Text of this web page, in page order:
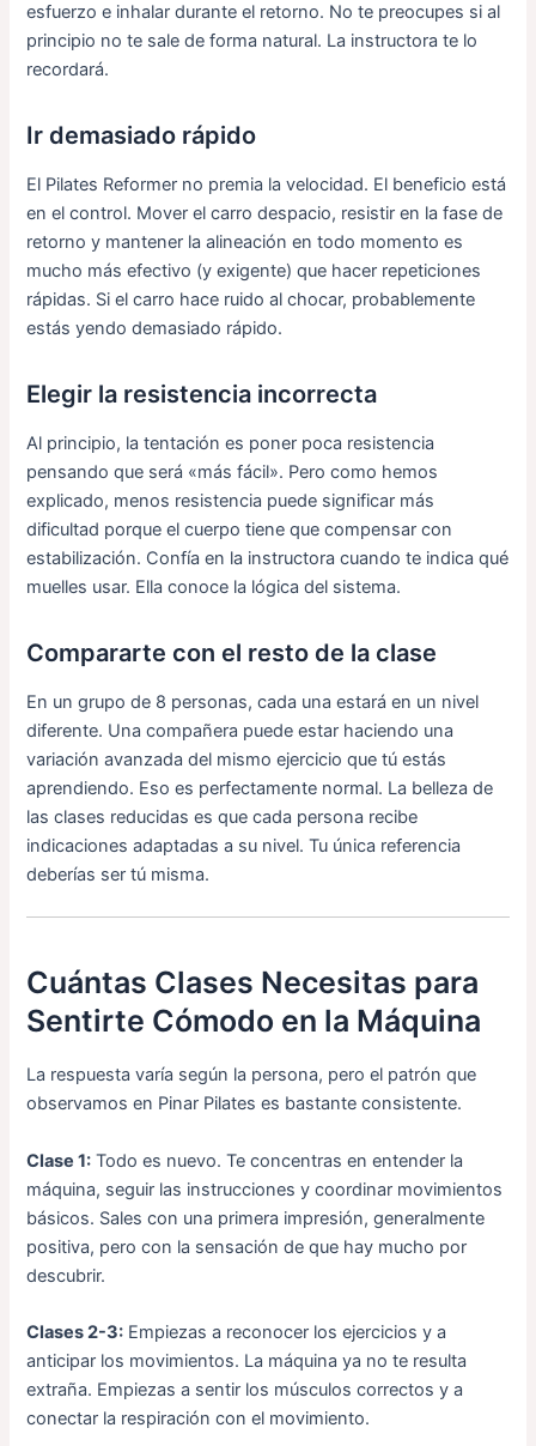
esfuerzo e inhalar durante el retorno. No te preocupes si al
principio no te sale de forma natural. La instructora te lo
recordará.
Ir demasiado rápido
El Pilates Reformer no premia la velocidad. El beneficio está
en el control. Mover el carro despacio, resistir en la fase de
retorno y mantener la alineación en todo momento es
mucho más efectivo (y exigente) que hacer repeticiones
rápidas. Si el carro hace ruido al chocar, probablemente
estás yendo demasiado rápido.
Elegir la resistencia incorrecta
Al principio, la tentación es poner poca resistencia
pensando que será «más fácil». Pero como hemos
explicado, menos resistencia puede significar más
dificultad porque el cuerpo tiene que compensar con
estabilización. Confía en la instructora cuando te indica qué
muelles usar. Ella conoce la lógica del sistema.
Compararte con el resto de la clase
En un grupo de 8 personas, cada una estará en un nivel
diferente. Una compañera puede estar haciendo una
variación avanzada del mismo ejercicio que tú estás
aprendiendo. Eso es perfectamente normal. La belleza de
las clases reducidas es que cada persona recibe
indicaciones adaptadas a su nivel. Tu única referencia
deberías ser tú misma.
Cuántas Clases Necesitas para
Sentirte Cómodo en la Máquina
La respuesta varía según la persona, pero el patrón que
observamos en Pinar Pilates es bastante consistente.
Clase 1: Todo es nuevo. Te concentras en entender la
máquina, seguir las instrucciones y coordinar movimientos
básicos. Sales con una primera impresión, generalmente
positiva, pero con la sensación de que hay mucho por
descubrir.
Clases 2-3: Empiezas a reconocer los ejercicios y a
anticipar los movimientos. La máquina ya no te resulta
extraña. Empiezas a sentir los músculos correctos y a
conectar la respiración con el movimiento.